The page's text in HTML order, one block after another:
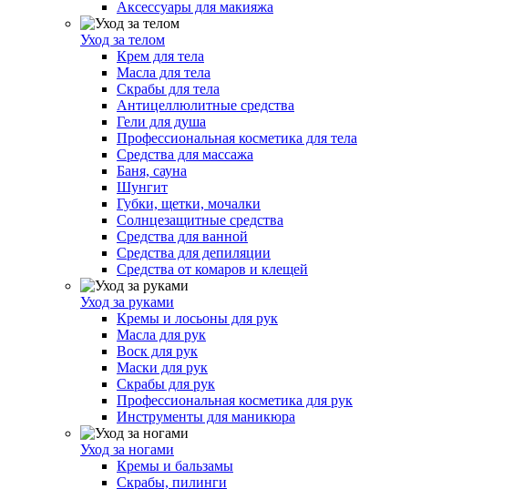
Аксессуары для макияжа
Уход за телом
Крем для тела
Масла для тела
Скрабы для тела
Антицеллюлитные средства
Гели для душа
Профессиональная косметика для тела
Средства для массажа
Баня, сауна
Шунгит
Губки, щетки, мочалки
Солнцезащитные средства
Средства для ванной
Средства для депиляции
Средства от комаров и клещей
Уход за руками
Кремы и лосьоны для рук
Масла для рук
Воск для рук
Маски для рук
Скрабы для рук
Профессиональная косметика для рук
Инструменты для маникюра
Уход за ногами
Кремы и бальзамы
Скрабы, пилинги